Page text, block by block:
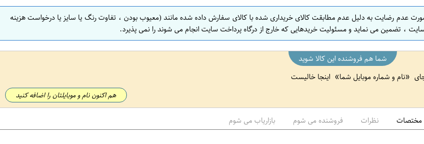
ص
ف
ا
ف
عدم رضایت به دلیل عدم مطابقت کالای خریداری شده با کالای سفارش داده شده مانند (معیوب بودن ، تفاوت رنگ یا سایز یا درخواست هزینه
، تضمین می نماید و مسئولیت خریدهایی که خارج از درگاه پرداخت سایت انجام می شوند را نمی پذیرد.
شما هم فروشنده این کالا شوید
نام و شماره موبایل شما اینجا خالیست
هم اکنون نام و موبایلتان را اضافه کنید
مختصات نظرات فروشنده می شوم بازاریاب می شوم